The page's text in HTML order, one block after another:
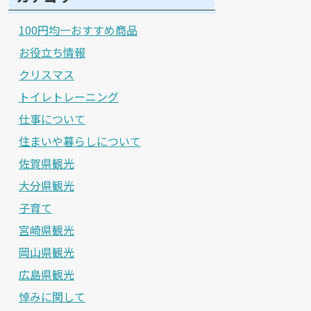
100円均一おすすめ商品
お役立ち情報
クリスマス
トイレトレーニング
仕事について
住まいや暮らしについて
佐賀県観光
大分県観光
子育て
宮崎県観光
岡山県観光
広島県観光
悼みに関して